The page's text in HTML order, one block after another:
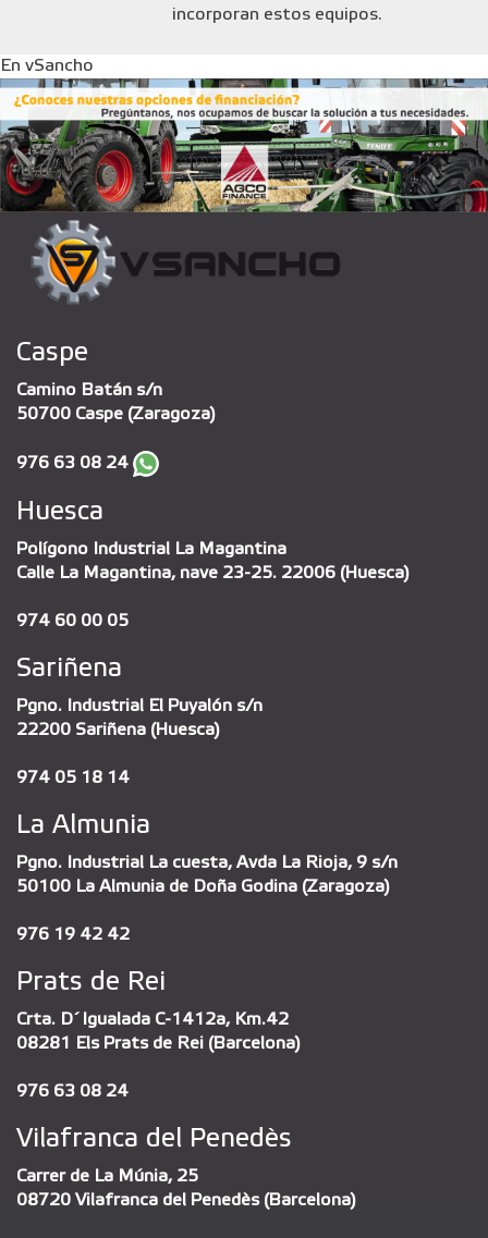
incorporan estos equipos.
En vSancho
Caspe
Camino Batán s/n
50700 Caspe (Zaragoza)
976 63 08 24
Huesca
Polígono Industrial La Magantina
Calle La Magantina, nave 23-25. 22006 (Huesca)
974 60 00 05
Sariñena
Pgno. Industrial El Puyalón s/n
22200 Sariñena (Huesca)
974 05 18 14
La Almunia
Pgno. Industrial La cuesta, Avda La Rioja, 9 s/n
50100 La Almunia de Doña Godina (Zaragoza)
976 19 42 42
Prats de Rei
Crta. D´Igualada C-1412a, Km.42
08281 Els Prats de Rei (Barcelona)
976 63 08 24
Vilafranca del Penedès
Carrer de La Múnia, 25
08720 Vilafranca del Penedès (Barcelona)